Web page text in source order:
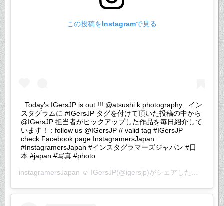
この投稿をInstagramで見る
. Today's IGersJP is out !!! @atsushi.k.photography . イン
スタグラムに #IGersJP タグを付けて頂いた投稿の中から
@IGersJP 担当者がピックアップした作品を毎日紹介して
います！ : follow us @IGersJP // valid tag #IGersJP
check Facebook page InstagramersJapan :
#InstagramersJapan #インスタグラマーズジャパン #日
本 #japan #写真 #photo
instagramersJapan ☺︎ IGersJP(@igersjp)がシェアした投稿 –